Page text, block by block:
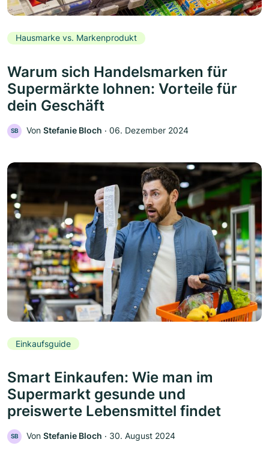
Hausmarke vs. Markenprodukt
Warum sich Handelsmarken für
Supermärkte lohnen: Vorteile für
dein Geschäft
SB Von Stefanie Bloch ‧ 06. Dezember 2024
Einkaufsguide
Smart Einkaufen: Wie man im
Supermarkt gesunde und
preiswerte Lebensmittel findet
SB Von Stefanie Bloch ‧ 30. August 2024